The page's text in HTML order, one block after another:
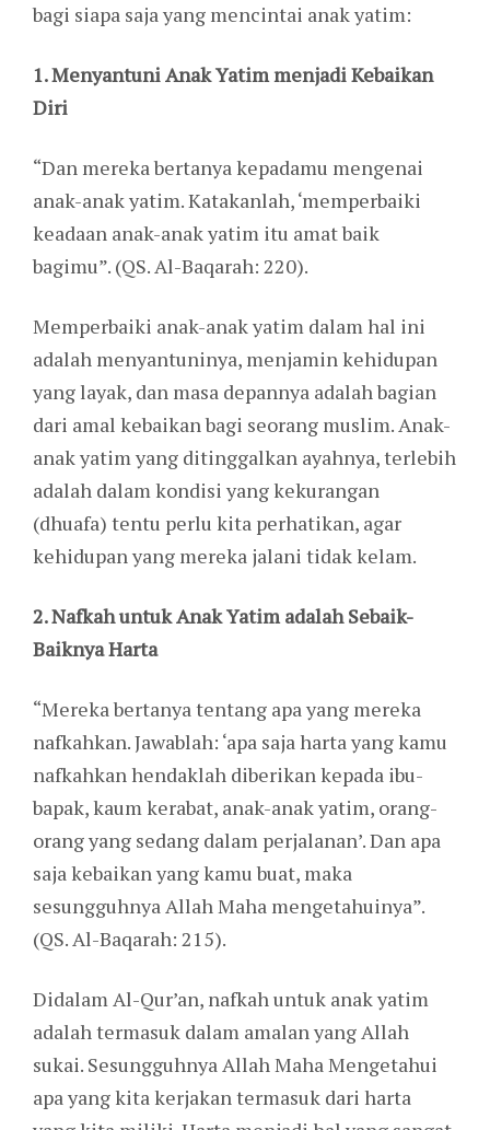
bagi siapa saja yang mencintai anak yatim:
1. Menyantuni Anak Yatim menjadi Kebaikan
Diri
“Dan mereka bertanya kepadamu mengenai
anak-anak yatim. Katakanlah, ‘memperbaiki
keadaan anak-anak yatim itu amat baik
bagimu”. (QS. Al-Baqarah: 220).
Memperbaiki anak-anak yatim dalam hal ini
adalah menyantuninya, menjamin kehidupan
yang layak, dan masa depannya adalah bagian
dari amal kebaikan bagi seorang muslim. Anak-
anak yatim yang ditinggalkan ayahnya, terlebih
adalah dalam kondisi yang kekurangan
(dhuafa) tentu perlu kita perhatikan, agar
kehidupan yang mereka jalani tidak kelam.
2. Nafkah untuk Anak Yatim adalah Sebaik-
Baiknya Harta
“Mereka bertanya tentang apa yang mereka
nafkahkan. Jawablah: ‘apa saja harta yang kamu
nafkahkan hendaklah diberikan kepada ibu-
bapak, kaum kerabat, anak-anak yatim, orang-
orang yang sedang dalam perjalanan’. Dan apa
saja kebaikan yang kamu buat, maka
sesungguhnya Allah Maha mengetahuinya”.
(QS. Al-Baqarah: 215).
Didalam Al-Qur’an, nafkah untuk anak yatim
adalah termasuk dalam amalan yang Allah
sukai. Sesungguhnya Allah Maha Mengetahui
apa yang kita kerjakan termasuk dari harta